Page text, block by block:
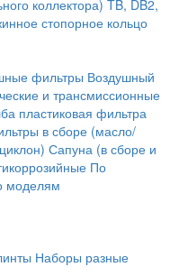
коллектора) TB, DB2,
стопорное кольцо
фильтры Воздушный
и трансмиссионные
пластиковая фильтра
в сборе (масло/
Сапуна (в сборе и
По
моделям
Наборы разные